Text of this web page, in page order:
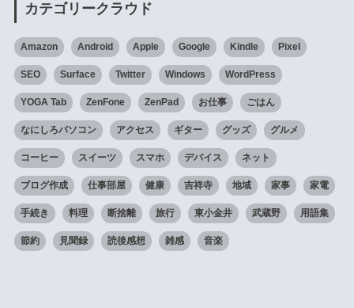
カテゴリークラウド
Amazon Android Apple Google Kindle Pixel
SEO Surface Twitter Windows WordPress
YOGA Tab ZenFone ZenPad お仕事 ごはん
なにしろパソコン アクセス ギター グッズ グルメ
コーヒー スイーツ スマホ デバイス ネット
ブログ作成 仕事部屋 健康 吉祥寺 地域 家事 家電
手続き 料理 断捨離 旅行 東小金井 武蔵野 用語集
節約 見聞録 読後感想 雑感 音楽